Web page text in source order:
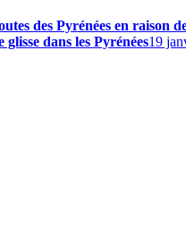
des Pyrénées en raison
dans les Pyrénées19